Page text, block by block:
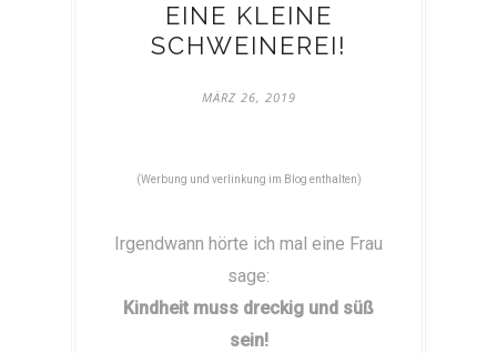
EINE KLEINE
SCHWEINEREI!
MÄRZ 26, 2019
(Werbung und verlinkung im Blog enthalten)
Irgendwann hörte ich mal eine Frau
sage:
Kindheit muss dreckig und süß
sein!